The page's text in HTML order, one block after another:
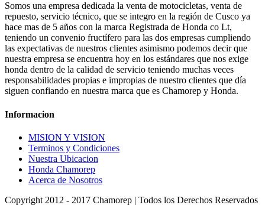
Somos una empresa dedicada la venta de motocicletas, venta de
repuesto, servicio técnico, que se integro en la región de Cusco ya
hace mas de 5 años con la marca Registrada de Honda co Lt,
teniendo un convenio fructífero para las dos empresas cumpliendo
las expectativas de nuestros clientes asimismo podemos decir que
nuestra empresa se encuentra hoy en los estándares que nos exige
honda dentro de la calidad de servicio teniendo muchas veces
responsabilidades propias e impropias de nuestro clientes que día
siguen confiando en nuestra marca que es Chamorep y Honda.
Informacion
MISION Y VISION
Terminos y Condiciones
Nuestra Ubicacion
Honda Chamorep
Acerca de Nosotros
Copyright 2012 - 2017 Chamorep | Todos los Derechos Reservados